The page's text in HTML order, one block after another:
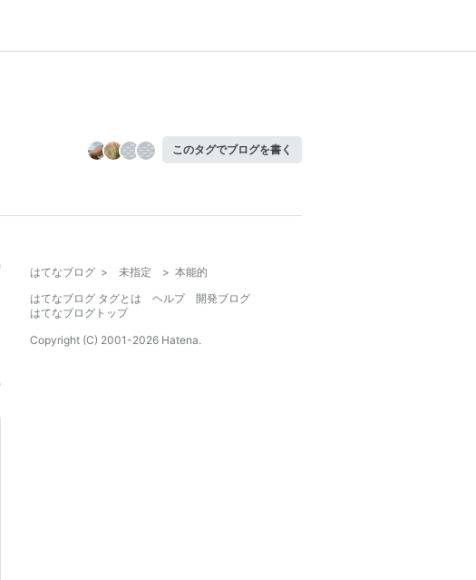
このタグでブログを書く
はてなブログ > 未指定 > 本能的
はてなブログ タグとは
ヘルプ
開発ブログ
はてなブログトップ
Copyright (C) 2001-2026 Hatena.